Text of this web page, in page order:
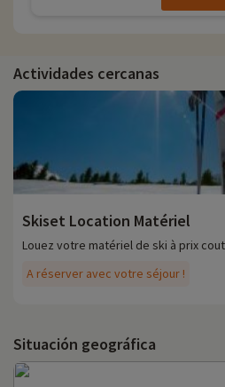
Actividades cercanas
Skiset Location Matériel
A réserver avec votre séjour !
Louez votre matériel de ski à prix
Situación geográfica